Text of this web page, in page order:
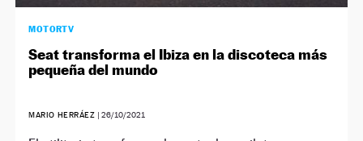
MOTORTV
Seat transforma el Ibiza en la discoteca más
pequeña del mundo
MARIO HERRÁEZ | 26/10/2021